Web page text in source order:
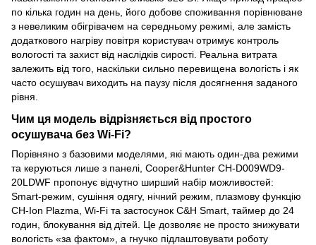
по кілька годин на день, його добове споживання порівнюване
з невеликим обігрівачем на середньому режимі, але замість
додаткового нагріву повітря користувач отримує контроль
вологості та захист від наслідків сирості. Реальна витрата
залежить від того, наскільки сильно перевищена вологість і як
часто осушувач виходить на паузу після досягнення заданого
рівня.
Чим ця модель відрізняється від простого
осушувача без Wi-Fi?
Порівняно з базовими моделями, які мають один-два режими
та керуються лише з панелі, Cooper&Hunter CH-D009WD9-
20LDWF пропонує відчутно ширший набір можливостей:
Smart-режим, сушіння одягу, нічний режим, плазмову функцію
CH-Ion Plazma, Wi-Fi та застосунок C&H Smart, таймер до 24
годин, блокування від дітей. Це дозволяє не просто знижувати
вологість «за фактом», а гнучко підлаштовувати роботу